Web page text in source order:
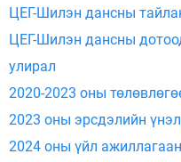
ЦЕГ-Шилэн дансны
ЦЕГ-Шилэн дансны
улирал
2020-2023 оны
2023 оны эрсдэлийн
2024 оны үйл